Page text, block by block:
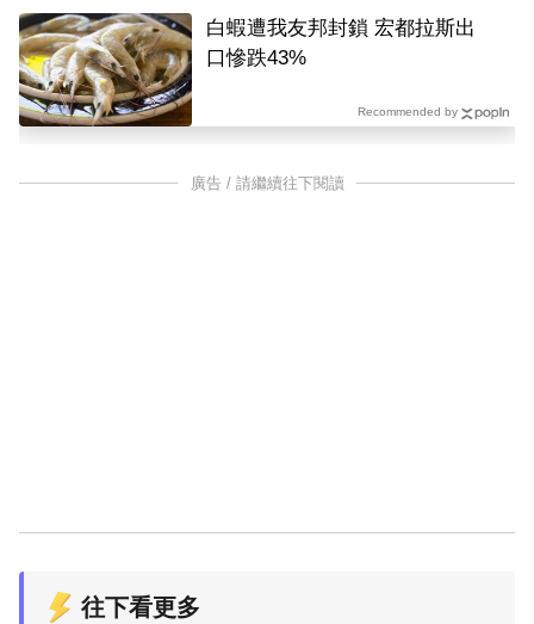
白蝦遭我友邦封鎖 宏都拉斯出
口慘跌43%
Recommended by
廣告 / 請繼續往下閱讀
往下看更多